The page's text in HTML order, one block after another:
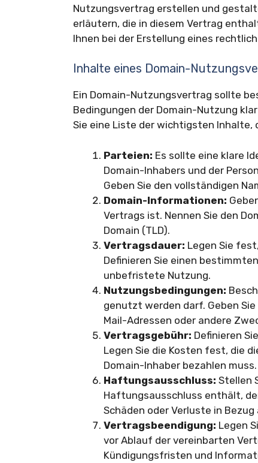
Nutzungsvertrag erstellen und
erläutern, die in diesem Vertrag
Ihnen bei der Erstellung eines
Inhalte eines Domain-
Ein Domain-Nutzungsvertrag sollte
Bedingungen der Domain-Nutzung
Sie eine Liste der wichtigsten
Parteien: Es sollte eine klare
Domain-Inhabers und der
Geben Sie den vollständigen
Domain-Informationen:
Vertrags ist. Nennen Sie den
Domain (TLD).
Vertragsdauer: Legen Sie
Definieren Sie einen
unbefristete Nutzung.
Nutzungsbedingungen:
genutzt werden darf. Geben
Mail-Adressen oder andere
Vertragsgebühr: Definieren
Legen Sie die Kosten fest, die
Domain-Inhaber bezahlen muss.
Haftungsausschluss: Stellen
Haftungsausschluss enthält,
Schäden oder Verluste in
Vertragsbeendigung: Legen
vor Ablauf der vereinbarten
Kündigungsfristen und